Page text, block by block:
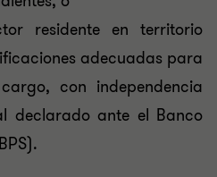
residente en territorio
adecuadas para
con independencia
declarado ante el Banco